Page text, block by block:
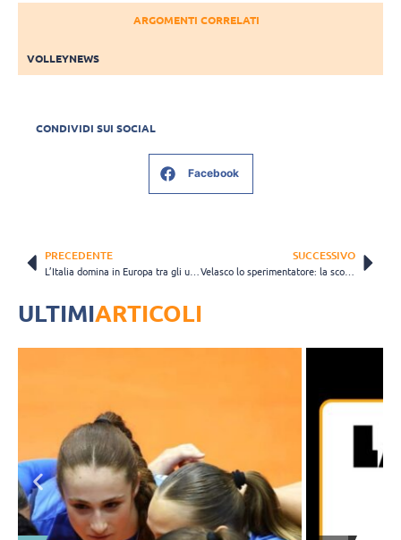
ARGOMENTI CORRELATI
VOLLEYNEWS
CONDIVIDI SUI SOCIAL
Facebook
PRECEDENTE SUCCESSIVO
Velasco lo sperimentatore: la scommessa Antropova sarà vincente, ma anche dolorosa per qualcuno
ULTIMIARTICOLI